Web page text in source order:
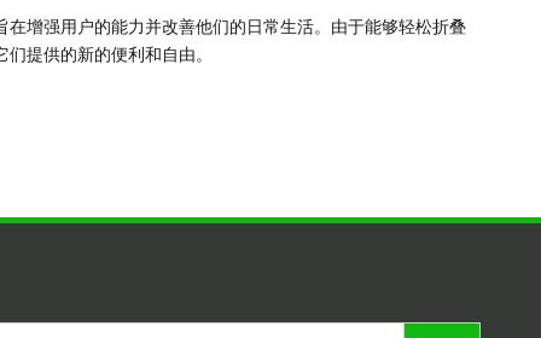
增强用户的能力并改善他们的日常生活。由于能够轻松折叠
提供的新的便利和自由。